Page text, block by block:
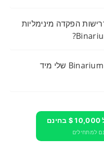
הפקדה מינימליות
כיצד אוכל לאבטח את חשבון Binarium שלי מיד